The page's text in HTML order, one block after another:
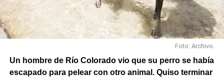
Foto: Archivo.
Un hombre de Río Colorado vio que su perro se había
escapado para pelear con otro animal. Quiso terminar